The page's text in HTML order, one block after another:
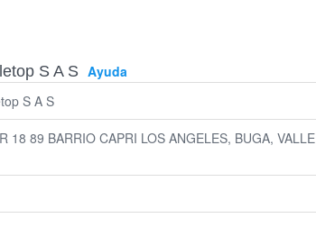
S A S Ayuda
S A S
18 89 BARRIO CAPRI LOS ANGELES, BUGA, VALLE